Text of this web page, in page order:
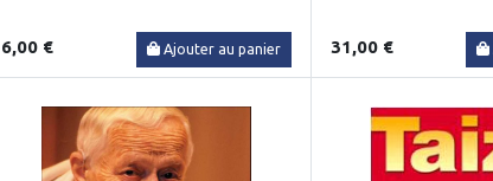
6,00 € Ajouter au panier 31,00 €